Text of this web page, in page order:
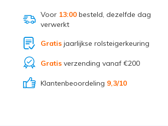
Voor 13:00 besteld, dezelfde dag
verwerkt
Gratis jaarlijkse rolsteigerkeuring
Gratis verzending vanaf €200
Klantenbeoordeling 9,3/10